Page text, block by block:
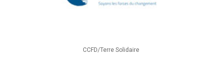
CCFD/Terre Solidaire